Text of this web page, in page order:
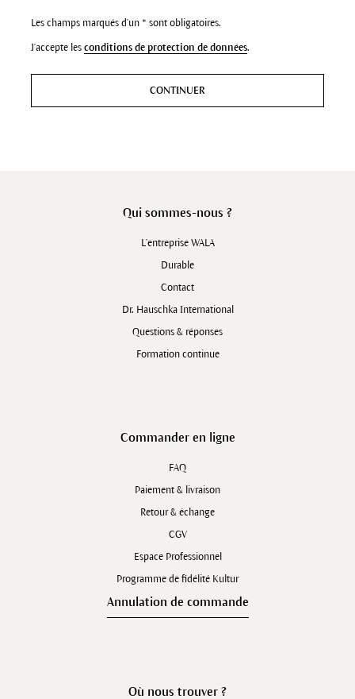
Les champs marqués d'un * sont obligatoires.
J'accepte les conditions de protection de données.
CONTINUER
Qui sommes-nous ?
L'entreprise WALA
Durable
Contact
Dr. Hauschka International
Questions & réponses
Formation continue
Commander en ligne
FAQ
Paiement & livraison
Retour & échange
CGV
Espace Professionnel
Programme de fidélité Kultur
Annulation de commande
Où nous trouver ?